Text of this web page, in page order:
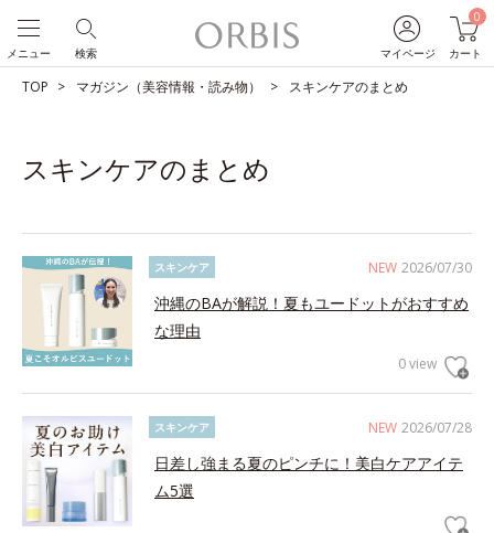
マイページ
0
カート
検索
メニュー
TOP マガジン（美容情報・読み物） スキンケアのまとめ
スキンケアのまとめ
NEW 2026/07/30
スキンケア
沖縄のBAが解説！夏もユードットがおすすめ
な理由
0 view
NEW 2026/07/28
スキンケア
日差し強まる夏のピンチに！美白ケアアイテ
ム5選